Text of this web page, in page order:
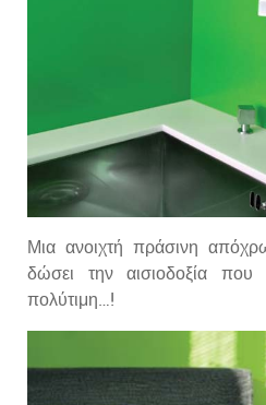
Μια ανοιχτή πράσινη
δώσει την αισιοδοξία που
πολύτιμη…!